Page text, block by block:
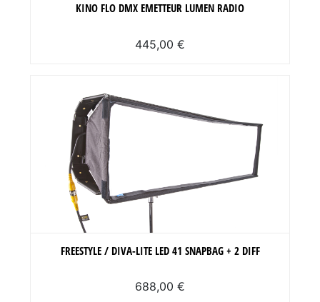
KINO FLO DMX EMETTEUR LUMEN RADIO
445,00 €
FREESTYLE / DIVA-LITE LED 41 SNAPBAG + 2 DIFF
688,00 €